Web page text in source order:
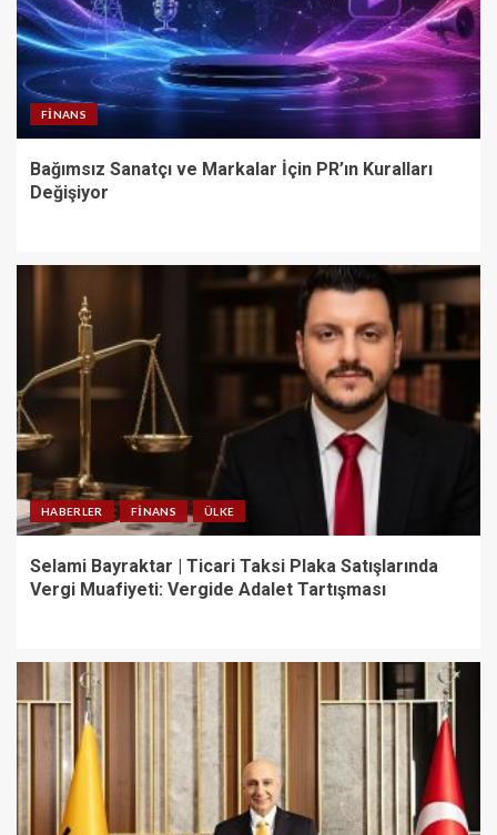
FINANS
Bağımsız Sanatçı ve Markalar İçin PR’ın Kuralları
Değişiyor
HABERLER FINANS ÜLKE
Selami Bayraktar | Ticari Taksi Plaka Satışlarında
Vergi Muafiyeti: Vergide Adalet Tartışması